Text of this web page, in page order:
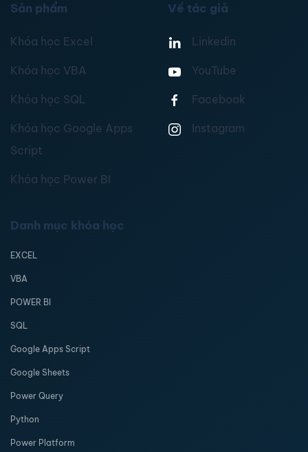
Sản phẩm
Khóa học Excel
Khóa học VBA
Khóa học SQL
Khóa học Google Apps
Script
Khóa học Power BI
Về tác giả
Linkedin
YouTube
Facebook
Instagram
Danh mục khóa học
EXCEL
VBA
POWER BI
SQL
Google Apps Script
Google Sheets
Power Query
Python
Power Platform